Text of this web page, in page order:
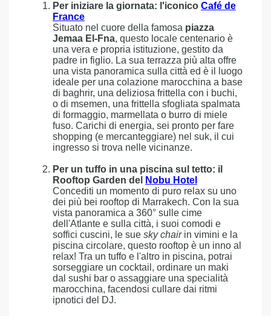
Per iniziare la giornata: l'iconico Café de
France
Situato nel cuore della famosa piazza
Jemaa El-Fna, questo locale centenario è
una vera e propria istituzione, gestito da
padre in figlio. La sua terrazza più alta offre
una vista panoramica sulla città ed è il luogo
ideale per una colazione marocchina a base
di baghrir, una deliziosa frittella con i buchi,
o di msemen, una frittella sfogliata spalmata
di formaggio, marmellata o burro di miele
fuso. Carichi di energia, sei pronto per fare
shopping (e mercanteggiare) nel suk, il cui
ingresso si trova nelle vicinanze.
Per un tuffo in una piscina sul tetto: il
Rooftop Garden del
Nobu Hotel
Concediti un momento di puro relax su uno
dei più bei rooftop di Marrakech. Con la sua
vista panoramica a 360° sulle cime
dell'Atlante e sulla città, i suoi comodi e
soffici cuscini, le sue sky chair in vimini e la
piscina circolare, questo rooftop è un inno al
relax! Tra un tuffo e l'altro in piscina, potrai
sorseggiare un cocktail, ordinare un maki
dal sushi bar o assaggiare una specialità
marocchina, facendosi cullare dai ritmi
ipnotici del DJ.